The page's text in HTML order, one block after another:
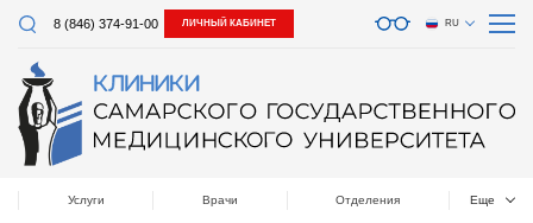
8 (846) 374-91-00 ЛИЧНЫЙ КАБИНЕТ RU
Услуги Врачи Отделения Еще